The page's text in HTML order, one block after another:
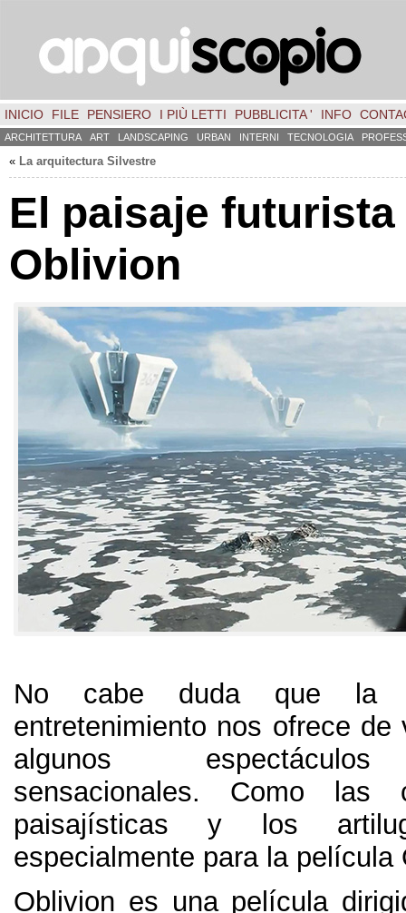
INICIO FILE PENSIERO I PIÙ LETTI PUBBLICITA ' INFO
ARCHITETTURA ART LANDSCAPING URBAN INTERNI TECNOLOGIA
« La arquitectura Silvestre
El paisaje futurista
Oblivion
No cabe duda que la
entretenimiento nos ofrece de
algunos
sensacionales. Como las
paisajísticas y los
especialmente para la película
Oblivion es una película